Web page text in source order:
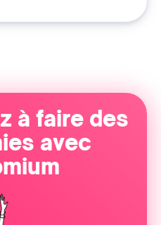
à faire des
avec